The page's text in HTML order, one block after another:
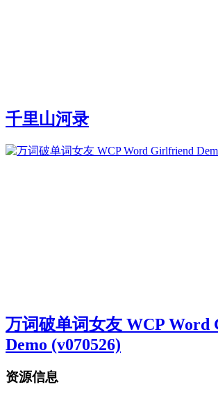
千里山河录
万词破单词女友 WCP
Demo (v070526)
资源信息